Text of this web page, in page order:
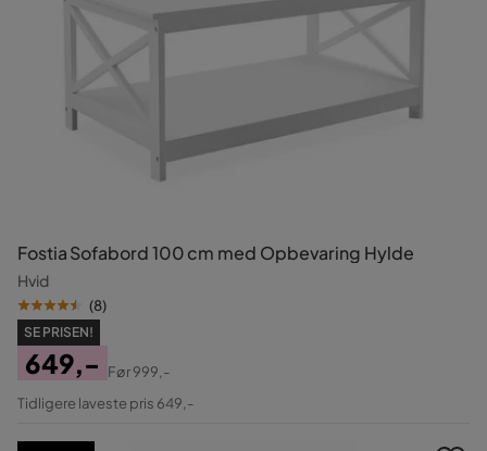
Fostia Sofabord 100 cm med Opbevaring Hylde
Hvid
(8)
SE PRISEN!
Pris
649,-
Original
Før999,-
Tidligere laveste pris 649,-